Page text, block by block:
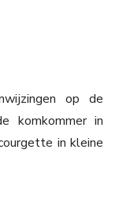
op de
komkommer in
in kleine